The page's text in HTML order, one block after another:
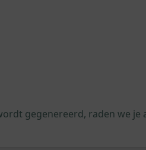
gegenereerd, raden we je